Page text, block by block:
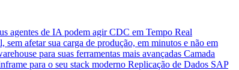
agentes de IA podem agir CDC em Tempo Real
afetar sua carga de produção, em minutos e não em
para suas ferramentas mais avançadas Camada
para o seu stack moderno Replicação de Dados SAP